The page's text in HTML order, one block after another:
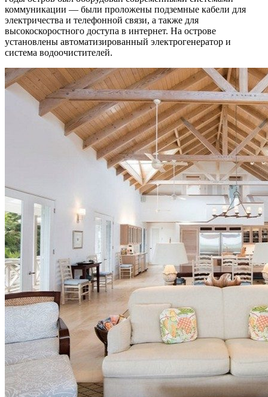
коммуникации — были проложены подземные кабели для
электричества и телефонной связи, а также для
высокоскоростного доступа в интернет. На острове
установлены автоматизированный электрогенератор и
система водоочистителей.